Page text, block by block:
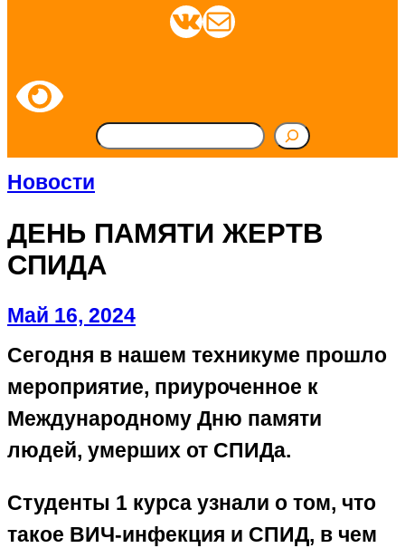
ВКонтакте Почта
П
и
с
к
Новости
ДЕНЬ ПАМЯТИ ЖЕРТВ
СПИДА
Май 16, 2024
Сегодня в нашем техникуме прошло
мероприятие, приуроченное к
Международному Дню памяти
людей, умерших от СПИДа.
Студенты 1 курса узнали о том, что
такое ВИЧ-инфекция и СПИД, в чем